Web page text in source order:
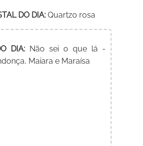
DO DIA: Quartzo rosa
DIA: Não sei o que lá -
Maiara e Maraísa